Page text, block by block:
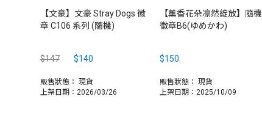
【文豪】文豪 Stray Dogs 徽
章 C106 系列 (隨機)
$147 $140
販售狀態： 現貨
上架日期：2026/03/26
【薰香花朵凛然綻放】隨機
徽章B6(ゆめかわ)
$150
販售狀態： 現貨
上架日期：2025/10/09